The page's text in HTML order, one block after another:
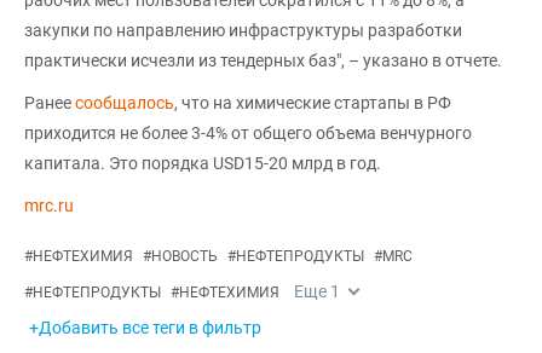
закупки по направлению инфраструктуры разработки
практически исчезли из тендерных баз", – указано в отчете.
Ранеесообщалось, что на химические стартапы в РФ
приходится не более 3-4% от общего объема венчурного
капитала. Это порядка USD15-20 млрд в год.
mrc.ru
#НЕФТЕХИМИЯ #НОВОСТЬ #НЕФТЕПРОДУКТЫ #MRC
#НЕФТЕПРОДУКТЫ #НЕФТЕХИМИЯ Еще 1
+Добавить все теги в фильтр